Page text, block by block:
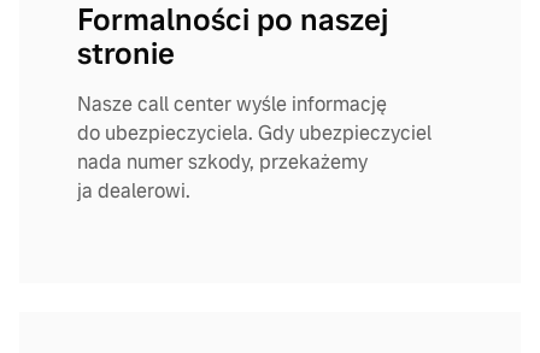
Formalności po naszej
stronie
Nasze call center wyśle informację
do ubezpieczyciela. Gdy ubezpieczyciel
nada numer szkody, przekażemy
ja dealerowi.